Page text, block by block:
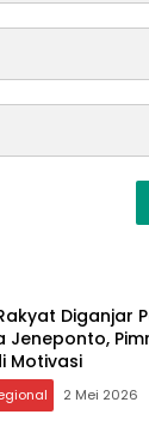
Diganjar
Jeneponto,
Motivasi
2 Mei 2026